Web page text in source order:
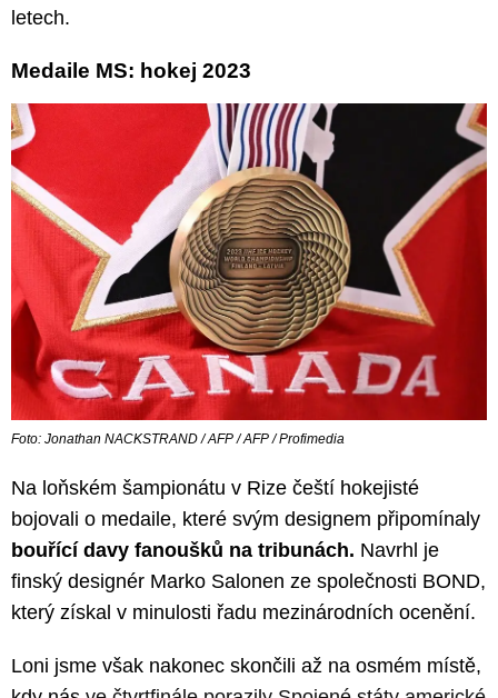
letech.
Medaile MS: hokej 2023
Foto: Jonathan NACKSTRAND / AFP / AFP / Profimedia
Na loňském šampionátu v Rize čeští hokejisté
bojovali o medaile, které svým designem připomínaly
bouřící davy fanoušků na tribunách. Navrhl je
finský designér Marko Salonen ze společnosti BOND,
který získal v minulosti řadu mezinárodních ocenění.
Loni jsme však nakonec skončili až na osmém místě,